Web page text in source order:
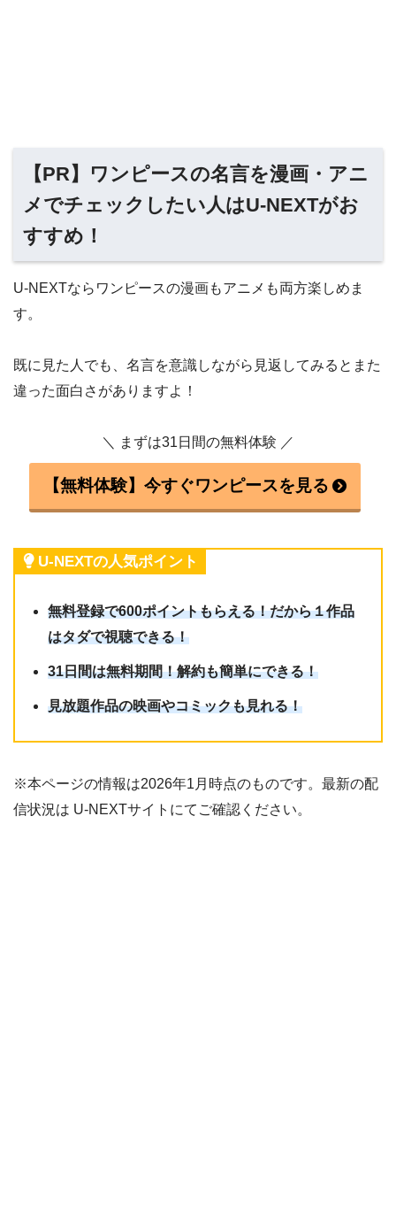
【PR】ワンピースの名言を漫画・アニ
メでチェックしたい人はU-NEXTがお
すすめ！
U-NEXTならワンピースの漫画もアニメも両方楽しめま
す。
既に見た人でも、名言を意識しながら見返してみるとまた
違った面白さがありますよ！
＼ まずは31日間の無料体験 ／
【無料体験】今すぐワンピースを見る
U-NEXTの人気ポイント
無料登録で600ポイントもらえる！だから１作品
はタダで視聴できる！
31日間は無料期間！解約も簡単にできる！
見放題作品の映画やコミックも見れる！
※本ページの情報は2026年1月時点のものです。最新の配
信状況は U-NEXTサイトにてご確認ください。